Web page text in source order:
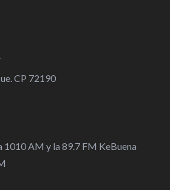
CP 72190
1010 AM y la 89.7 FM KeBuena